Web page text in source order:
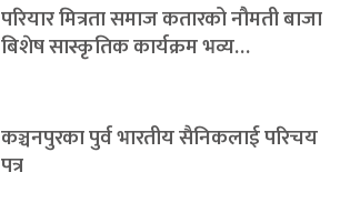
परियार मित्रता समाज कतारको नौमती बाजा
बिशेष सास्कृतिक कार्यक्रम भव्य…
कञ्चनपुरका पुर्व भारतीय सैनिकलाई परिचय
पत्र